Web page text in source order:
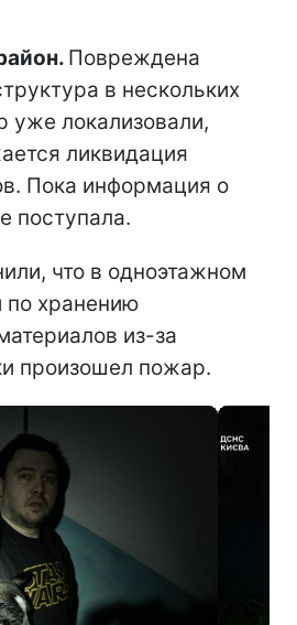
Повреждена
в нескольких
уже локализовали,
ликвидация
Пока информация о
поступала.
что в одноэтажном
по хранению
из-за
произошел пожар.